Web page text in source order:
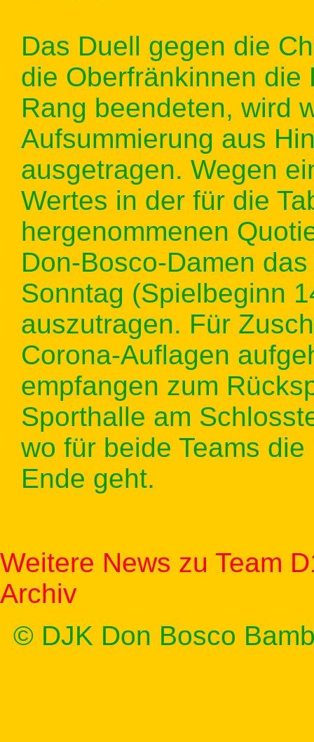
Das Duell gegen die
die Oberfränkinnen die
Rang beendeten, wird
Aufsummierung aus
ausgetragen. Wegen
Wertes in der für die
hergenommenen
Don-Bosco-Damen
Sonntag (Spielbeginn
auszutragen. Für
Corona-Auflagen
empfangen zum
Sporthalle am
wo für beide Teams
Ende geht.
Weitere News zu Team
Archiv
© DJK Don Bosco